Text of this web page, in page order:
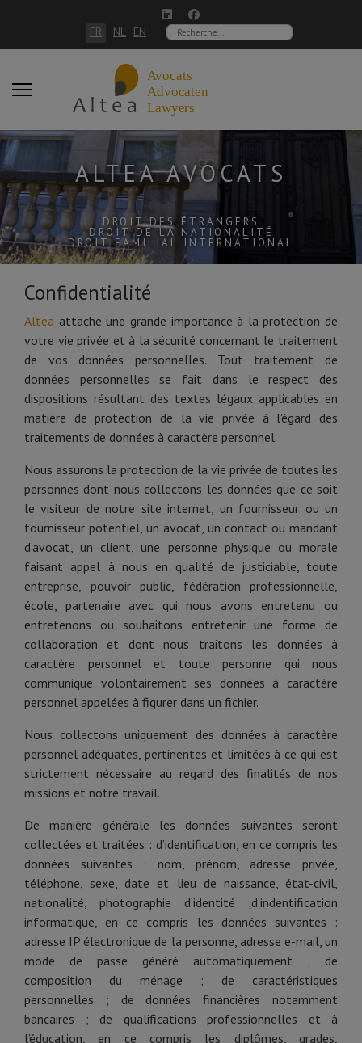
Sélectionnez votre langue
FR NL EN
ALTEA AVOCATS
DROIT DES ÉTRANGERS
DROIT DE LA NATIONALITÉ
DROIT FAMILIAL INTERNATIONAL
Confidentialité
Altea attache une grande importance à la protection de
votre vie privée et à la sécurité concernant le traitement
de vos données personnelles. Tout traitement de
données personnelles se fait dans le respect des
dispositions résultant des textes légaux applicables en
matière de protection de la vie privée à l'égard des
traitements de données à caractère personnel.
Nous assurons la protection de la vie privée de toutes les
personnes dont nous collectons les données que ce soit
le visiteur de notre site internet, un fournisseur ou un
fournisseur potentiel, un avocat, un contact ou mandant
d’avocat, un client, une personne physique ou morale
faisant appel à nous en qualité de justiciable, toute
entreprise, pouvoir public, fédération professionnelle,
école, partenaire avec qui nous avons entretenu ou
entretenons ou souhaitons entretenir une forme de
collaboration et dont nous traitons les données à
caractère personnel et toute personne qui nous
communique volontairement ses données à caractère
personnel appelées à figurer dans un fichier.
Nous collectons uniquement des données à caractère
personnel adéquates, pertinentes et limitées à ce qui est
strictement nécessaire au regard des finalités de nos
missions et notre travail.
De manière générale les données suivantes seront
collectées et traitées : d’identification, en ce compris les
données suivantes : nom, prénom, adresse privée,
téléphone, sexe, date et lieu de naissance, état-civil,
nationalité, photographie d’identité ;d’indentification
informatique, en ce compris les données suivantes :
adresse IP électronique de la personne, adresse e-mail, un
mode de passe généré automatiquement ; de
composition du ménage ; de caractéristiques
personnelles ; de données financières notamment
bancaires ; de qualifications professionnelles et à
l’éducation, en ce compris les diplômes, grades,